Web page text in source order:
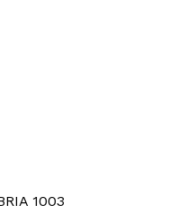
1003